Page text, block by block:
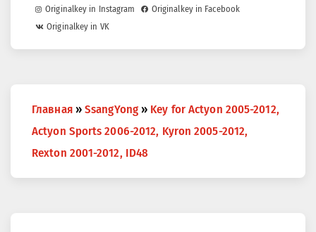
Originalkey in Instagram
Originalkey in Facebook
Originalkey in VK
are
here
Главная » SsangYong » Key for Actyon 2005-2012,
Actyon Sports 2006-2012, Kyron 2005-2012,
Rexton 2001-2012, ID48